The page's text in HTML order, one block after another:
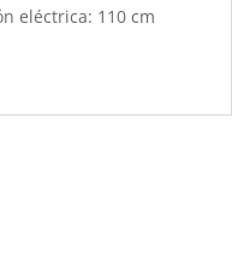
eléctrica: 110 cm